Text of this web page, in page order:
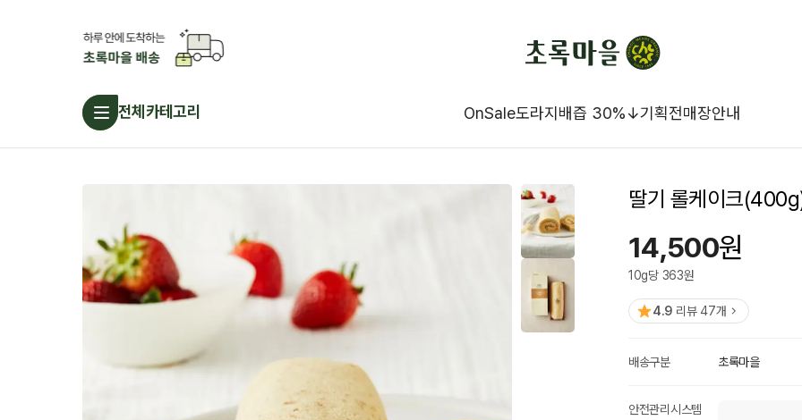
전체카테고리 OnSale도라지배즙 30%↓기획전매장안내
딸기 롤케이크
14,500원
10g당 363원
4.9 리뷰47개
배송구분 초록마을
안전관리시스템